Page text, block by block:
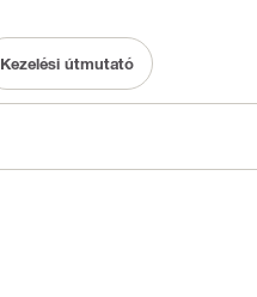
Kezelési útmutató